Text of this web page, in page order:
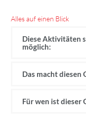
Alles auf einen Blick
Diese Aktivitäten
möglich:
Das macht diesen
Für wen ist dieser